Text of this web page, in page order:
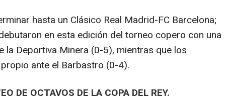
hasta un Clásico Real Madrid-FC Barcelona;
en esta edición del torneo copero con una
la Deportiva Minera (0-5), mientras que los
ante el Barbastro (0-4).
DE OCTAVOS DE LA COPA DEL REY.